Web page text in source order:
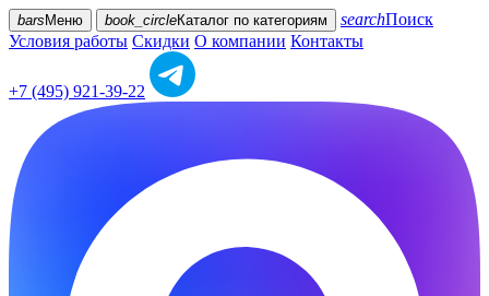
bars Меню book_circleКаталог по категориям searchПоиск
Условия работы Скидки О компании Контакты
+7 (495) 921-39-22